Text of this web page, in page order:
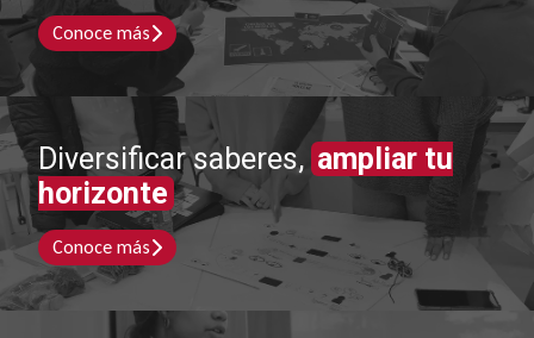
Conoce más
Diversificar saberes, ampliar tu
horizonte
Conoce más